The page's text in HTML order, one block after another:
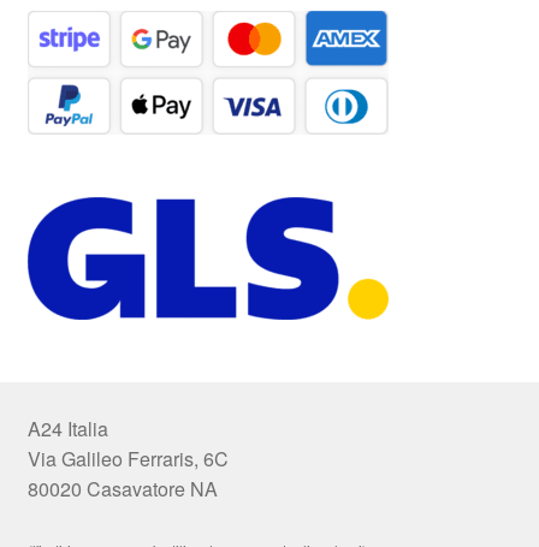
A24 Italia
Via Galileo Ferraris, 6C
80020 Casavatore NA